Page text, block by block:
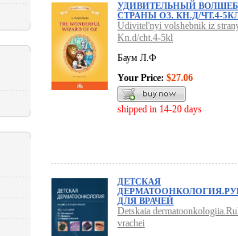
УДИВИТЕЛЬНЫЙ
СТРАНЫ ОЗ. КН.Д/ЧТ.4-
Udivitel'nyi volshebnik iz
Kn.d/cht.4-5kl
Баум Л.Ф
Your Price: $27.06
shipped in 14-20 days
ДЕТСКАЯ
ДЛЯ ВРАЧЕЙ
Detskaia
vrachei